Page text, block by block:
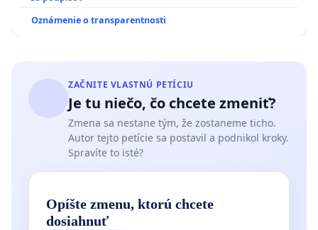
Oznámenie o transparentnosti
ZAČNITE VLASTNÚ PETÍCIU
Je tu niečo, čo chcete zmeniť?
Zmena sa nestane tým, že zostaneme ticho.
Autor tejto petície sa postavil a podnikol kroky.
Spravíte to isté?
Opíšte zmenu, ktorú chcete
dosiahnuť